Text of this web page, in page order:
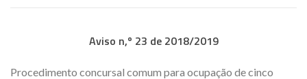
Aviso n,º 23 de 2018/2019
Procedimento concursal comum para ocupação de cinco